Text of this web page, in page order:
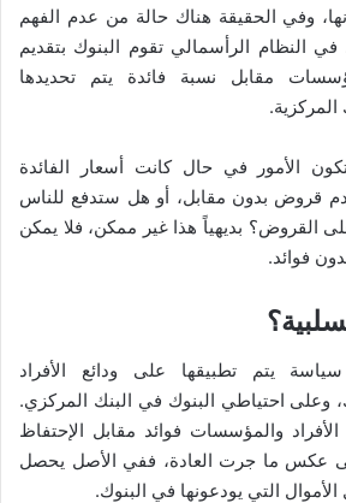
وفي الحقيقة هناك حالة من عدم الفهم
النظام الرأسمالي تقوم البنوك بتقديم
مقابل نسبة فائدة يتم تحديدها
الأمور في حال كانت أسعار الفائدة
قروض بدون مقابل، أو هل ستدفع للناس
القروض؟ بديهياً هذا غير ممكن، فلا يمكن
فوائد.
يتم تطبيقها على ودائع الأفراد
وعلى احتياطي البنوك في البنك المركزي.
والمؤسسات فوائد مقابل الإحتفاظ
عكس ما جرت العادة، ففي الأصل يحصل
الأموال التي يودعونها في البنوك.